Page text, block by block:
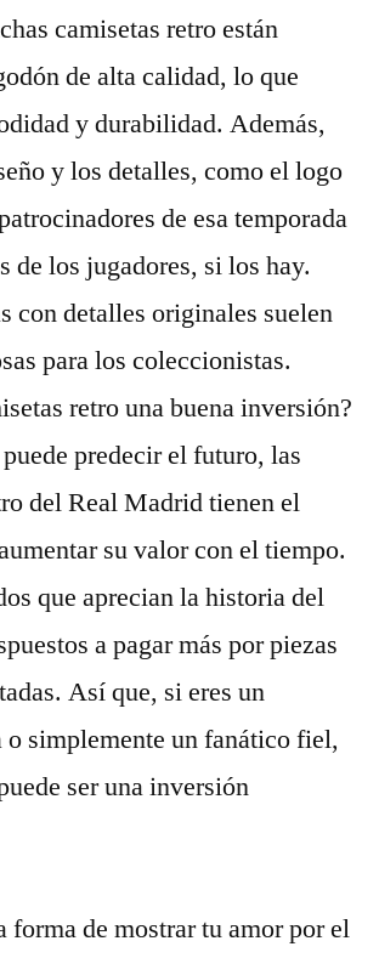
camisetas retro están
de alta calidad, lo que
y durabilidad. Además,
y los detalles, como el logo
de esa temporada
de los jugadores, si los hay.
con detalles originales suelen
para los coleccionistas.
retro una buena inversión?
predecir el futuro, las
del Real Madrid tienen el
su valor con el tiempo.
que aprecian la historia del
a pagar más por piezas
Así que, si eres un
simplemente un fanático fiel,
ser una inversión
forma de mostrar tu amor por el